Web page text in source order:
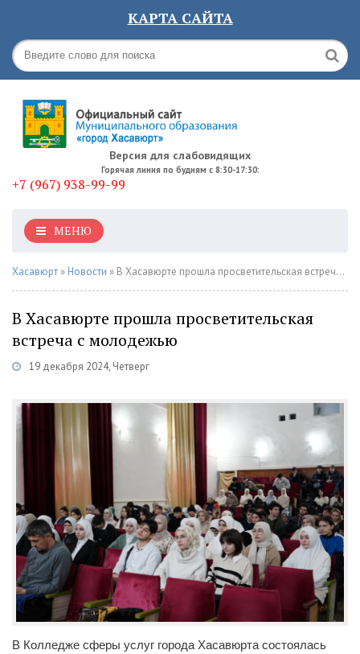
КАРТА САЙТА
Версия для слабовидящих
Горячая линия по будням с 8:30-17:30:
+7 (967) 938-99-99
МЕНЮ
Хасавюрт » Новости » В Хасавюрте прошла просветительская встреча с молодежью
В Хасавюрте прошла просветительская
встреча с молодежью
19 декабря 2024, Четверг
В Колледже сферы услуг города Хасавюрта состоялась